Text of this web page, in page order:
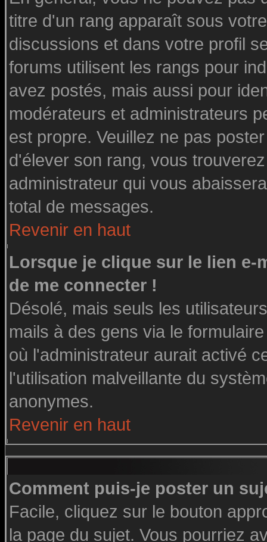
titre d'un rang apparaît sous
discussions et dans votre profil
forums utilisent les rangs pour
avez postés, mais aussi pour
modérateurs et administrateurs
est propre. Veuillez ne pas
d'élever son rang, vous
administrateur qui vous
total de messages.
Revenir en haut
Lorsque je clique sur le lien e-
de me connecter !
Désolé, mais seuls les
mails à des gens via le
où l'administrateur aurait activé
l'utilisation malveillante du
anonymes.
Revenir en haut
Comment puis-je poster un
Facile, cliquez sur le bouton
la page du sujet. Vous pourriez